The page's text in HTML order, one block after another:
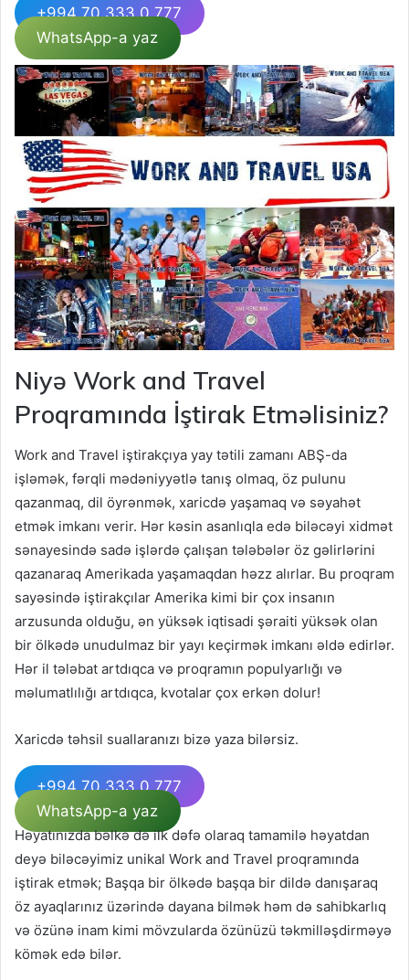
+994 70 333 0 777
WhatsApp-a yaz
Niyə Work and Travel
Proqramında İştirak Etməlisiniz?
Work and Travel iştirakçıya yay tətili zamanı ABŞ-da
işləmək, fərqli mədəniyyətlə tanış olmaq, öz pulunu
qazanmaq, dil öyrənmək, xaricdə yaşamaq və səyahət
etmək imkanı verir. Hər kəsin asanlıqla edə biləcəyi xidmət
sənayesində sadə işlərdə çalışan tələbələr öz gəlirlərini
qazanaraq Amerikada yaşamaqdan həzz alırlar. Bu proqram
sayəsində iştirakçılar Amerika kimi bir çox insanın
arzusunda olduğu, ən yüksək iqtisadi şəraiti yüksək olan
bir ölkədə unudulmaz bir yayı keçirmək imkanı əldə edirlər.
Hər il tələbat artdıqca və proqramın populyarlığı və
məlumatlılığı artdıqca, kvotalar çox erkən dolur!
Xaricdə təhsil suallaranızı bizə yaza bilərsiz.
+994 70 333 0 777
WhatsApp-a yaz
Həyatınızda bəlkə də ilk dəfə olaraq tamamilə həyatdan
deyə biləcəyimiz unikal Work and Travel proqramında
iştirak etmək; Başqa bir ölkədə başqa bir dildə danışaraq
öz ayaqlarınız üzərində dayana bilmək həm də sahibkarlıq
və özünə inam kimi mövzularda özünüzü təkmilləşdirməyə
kömək edə bilər.